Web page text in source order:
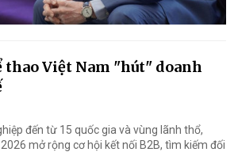
Việt Nam "hút" doanh
đến từ 15 quốc gia và vùng lãnh thổ,
mở rộng cơ hội kết nối B2B, tìm kiếm đối